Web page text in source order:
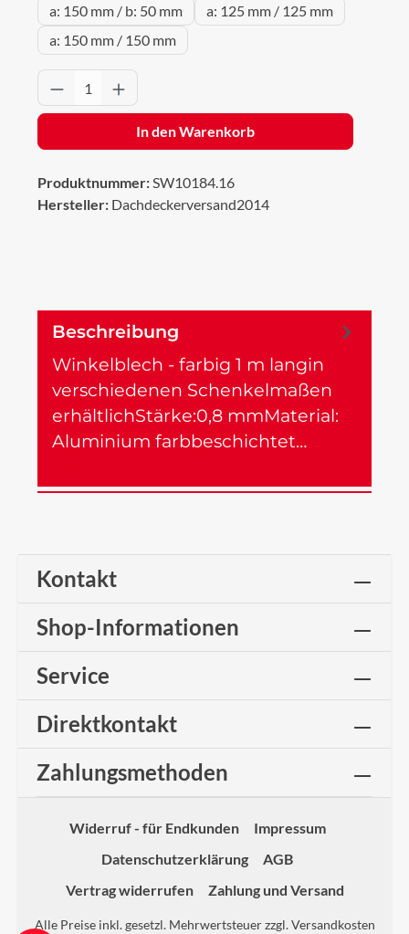
a: 150 mm / b: 50 mm
a: 125 mm / 125 mm
a: 150 mm / 150 mm
Produkt Anzahl: Gib den gewünschten
In den Warenkorb
Produktnummer:SW10184.16
Hersteller: Dachdeckerversand2014
Beschreibung
Winkelblech - farbig 1 m langin
verschiedenen Schenkelmaßen
erhältlichStärke:0,8 mmMaterial:
Aluminium farbbeschichtet…
Kontakt
Shop-Informationen
Service
Direktkontakt
Zahlungsmethoden
Widerruf - für Endkunden
Impressum
Datenschutzerklärung
AGB
Vertrag widerrufen
Zahlung und Versand
Alle Preise inkl. gesetzl. Mehrwertsteuer zzgl.Versandkosten